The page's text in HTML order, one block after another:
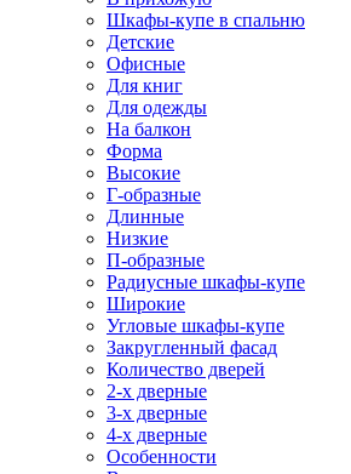
Шкафы-купе в спальню
Детские
Офисные
Для книг
Для одежды
На балкон
Форма
Высокие
Г-образные
Длинные
Низкие
П-образные
Радиусные шкафы-купе
Широкие
Угловые шкафы-купе
Закругленный фасад
Количество дверей
2-х дверные
3-х дверные
4-х дверные
Особенности